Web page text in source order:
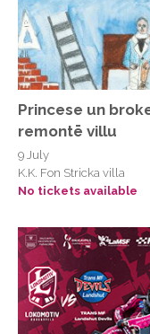
Krimuldas
Krustpils
Kultūras
Kultūras
Kultūras
Kultūras
Kultūras
Kultūras
Kultūras
Kultūras
Princese un
remontē villu
9 July
K.K. Fon Stricka villa
No tickets available